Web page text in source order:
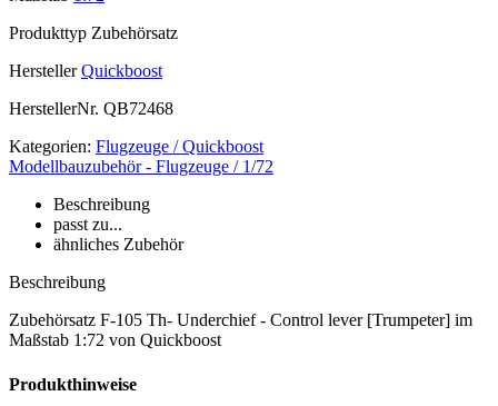
Produkttyp Zubehörsatz
Hersteller Quickboost
HerstellerNr. QB72468
Kategorien: Flugzeuge / Quickboost
Modellbauzubehör - Flugzeuge / 1/72
Beschreibung
passt zu...
ähnliches Zubehör
Beschreibung
Zubehörsatz F-105 Th- Underchief - Control lever [Trumpeter] im
Maßstab 1:72 von Quickboost
Produkthinweise